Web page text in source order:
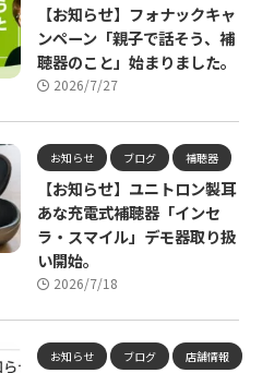
【お知らせ】フォナックキャ
ンペーン「親子で話そう、補
聴器のこと」始まりました。
2026/7/27
お知らせ ブログ 補聴器
【お知らせ】ユニトロン製耳
あな充電式補聴器「インセ
ラ・スマイル」デモ器取り扱
い開始。
2026/7/18
お知らせ ブログ 店舗情報